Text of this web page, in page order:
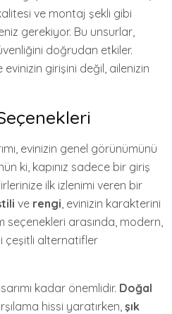
kalitesi ve montaj şekli gibi
gerekiyor. Bu unsurlar,
doğrudan etkiler.
evinizin girişini değil, ailenizin
evinizin genel görünümünü
ki, kapınız sadece bir giriş
ilk izlenimi veren bir
ve rengi, evinizin karakterini
seçenekleri arasında, modern,
çeşitli alternatifler
kadar önemlidir. Doğal
hissi yaratırken,şık